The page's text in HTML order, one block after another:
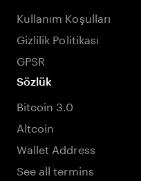
Kullanım Koşulları
Gizlilik Politikası
GPSR
Sözlük
Bitcoin 3.0
Altcoin
Wallet Address
See all termins